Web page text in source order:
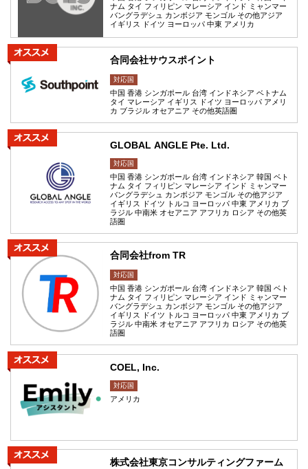
ナム タイ フィリピン マレーシア インド ミャンマー
バングラデシュ カンボジア モンゴル その他アジア
イギリス ドイツ ヨーロッパ 中東 アメリカ
合同会社サウスポイント
対応国
中国 香港 シンガポール 台湾 インドネシア ベトナム
タイ マレーシア イギリス ドイツ ヨーロッパ アメリ
カ ブラジル オセアニア その他英語圏
GLOBAL ANGLE Pte. Ltd.
対応国
中国 香港 シンガポール 台湾 インドネシア 韓国 ベト
ナム タイ フィリピン マレーシア インド ミャンマー
バングラデシュ カンボジア モンゴル その他アジア
イギリス ドイツ トルコ ヨーロッパ 中東 アメリカ ブ
ラジル 中南米 オセアニア アフリカ ロシア その他英
語圏
合同会社from TR
対応国
中国 香港 シンガポール 台湾 インドネシア 韓国 ベト
ナム タイ フィリピン マレーシア インド ミャンマー
バングラデシュ カンボジア モンゴル その他アジア
イギリス ドイツ トルコ ヨーロッパ 中東 アメリカ ブ
ラジル 中南米 オセアニア アフリカ ロシア その他英
語圏
COEL, Inc.
対応国
アメリカ
株式会社東京コンサルティングファーム